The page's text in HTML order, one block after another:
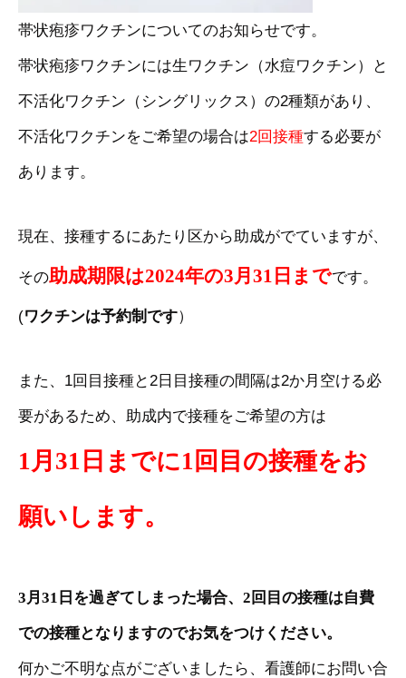
帯状疱疹ワクチンについてのお知らせです。
帯状疱疹ワクチンには生ワクチン（水痘ワクチン）と
不活化ワクチン（シングリックス）の2種類があり、
不活化ワクチンをご希望の場合は2回接種する必要が
あります。
現在、接種するにあたり区から助成がでていますが、
その助成期限は2024年の3月31日までです。
(ワクチンは予約制です）
また、1回目接種と2日目接種の間隔は2か月空ける必
要があるため、助成内で接種をご希望の方は
1月31日までに1回目の接種をお
願いします。
3月31日を過ぎてしまった場合、2回目の接種は自費
での接種となりますのでお気をつけください。
何かご不明な点がございましたら、看護師にお問い合